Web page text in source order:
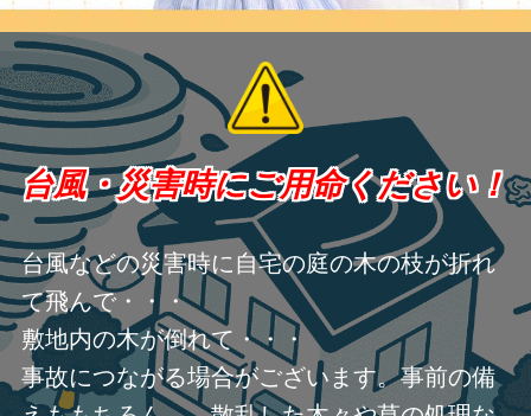
台風・災害時にご用命ください！
台風などの災害時に自宅の庭の木の枝が折れ
て飛んで・・・
敷地内の木が倒れて・・・
事故につながる場合がございます。事前の備